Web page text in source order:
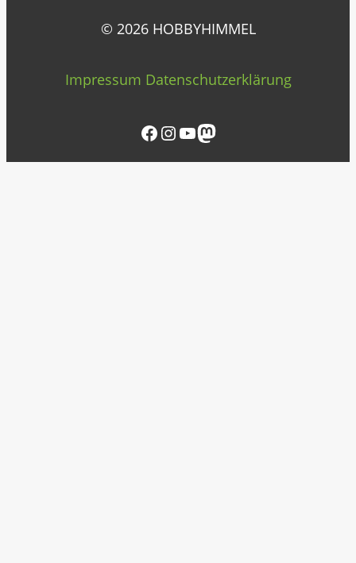
© 2026 HOBBYHIMMEL
Impressum Datenschutzerklärung
Facebook InstagramYouTube Mastodon